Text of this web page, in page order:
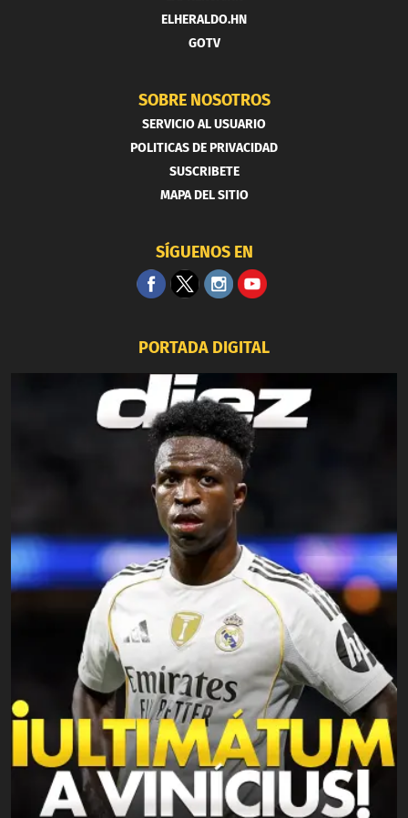
ELHERALDO.HN
GOTV
SOBRE NOSOTROS
SERVICIO AL USUARIO
POLITICAS DE PRIVACIDAD
SUSCRIBETE
MAPA DEL SITIO
SÍGUENOS EN
PORTADA DIGITAL